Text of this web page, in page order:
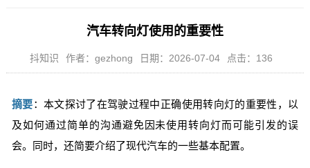
汽车转向灯使用的重要性
抖知识 作者：gezhong 日期：2026-07-04 点击：136
摘要：本文探讨了在驾驶过程中正确使用转向灯的重要性，以
及如何通过简单的沟通避免因未使用转向灯而可能引发的误
会。同时，还简要介绍了现代汽车的一些基本配置。